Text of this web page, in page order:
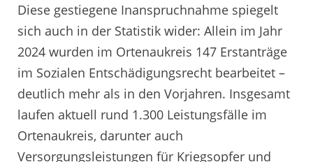
Diese gestiegene Inanspruchnahme spiegelt
sich auch in der Statistik wider: Allein im Jahr
2024 wurden im Ortenaukreis 147 Erstanträge
im Sozialen Entschädigungsrecht bearbeitet –
deutlich mehr als in den Vorjahren. Insgesamt
laufen aktuell rund 1.300 Leistungsfälle im
Ortenaukreis, darunter auch
Versorgungsleistungen für Kriegsopfer und